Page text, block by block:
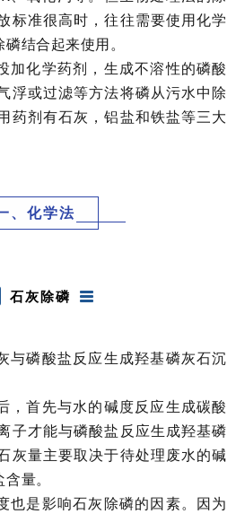
标准很高时，往往需要使用化学
结合起来使用。
加化学药剂，生成不溶性的磷酸
浮或过滤等方法将磷从污水中除
药剂有石灰，铝盐和铁盐等三大
、化学法
石灰除磷
与磷酸盐反应生成羟基磷灰石沉
，首先与水的碱度反应生成碳酸
子才能与磷酸盐反应生成羟基磷
灰量主要取决于待处理废水的碱
量。
也是影响石灰除磷的因素。因为